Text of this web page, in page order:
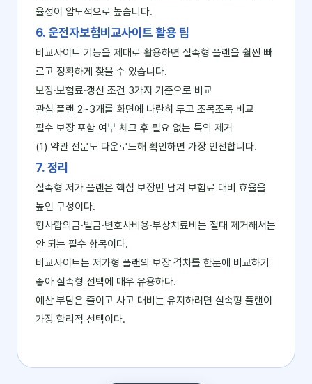
율성이 압도적으로 높습니다.
6. 운전자보험비교사이트 활용 팁
비교사이트 기능을 제대로 활용하면 실속형 플랜을 훨씬 빠
르고 정확하게 찾을 수 있습니다.
보장·보험료·갱신 조건 3가지 기준으로 비교
관심 플랜 2~3개를 화면에 나란히 두고 조목조목 비교
필수 보장 포함 여부 체크 후 필요 없는 특약 제거
(1) 약관 전문도 다운로드해 확인하면 가장 안전합니다.
7. 정리
실속형 저가 플랜은 핵심 보장만 남겨 보험료 대비 효율을
높인 구성이다.
형사합의금·벌금·변호사비용·부상치료비는 절대 제거해서는
안 되는 필수 항목이다.
비교사이트는 저가형 플랜의 보장 격차를 한눈에 비교하기
좋아 실속형 선택에 매우 유용하다.
예산 부담은 줄이고 사고 대비는 유지하려면 실속형 플랜이
가장 합리적 선택이다.